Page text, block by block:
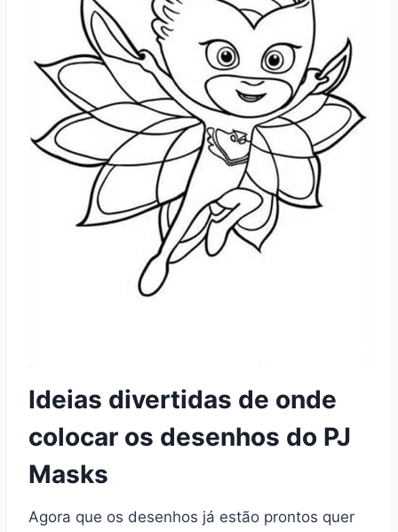
Ideias divertidas de onde
colocar os desenhos do PJ
Masks
Agora que os desenhos já estão prontos quer